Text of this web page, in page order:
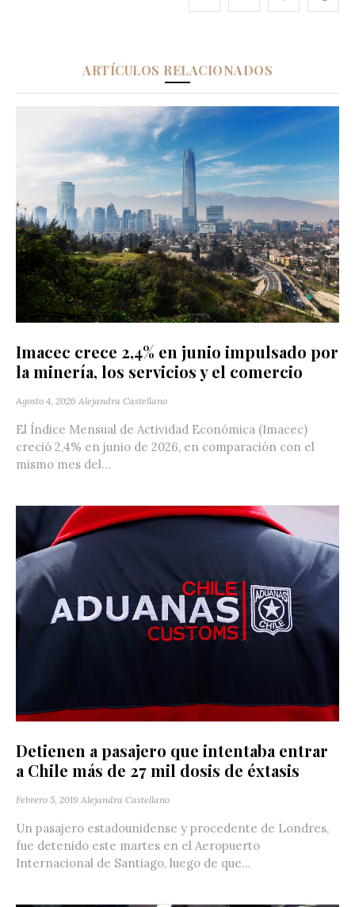
ARTÍCULOS RELACIONADOS
Imacec crece 2,4% en junio impulsado por
la minería, los servicios y el comercio
Agosto 4, 2026 Alejandra Castellano
El Índice Mensual de Actividad Económica (Imacec)
creció 2,4% en junio de 2026, en comparación con el
mismo mes del...
Detienen a pasajero que intentaba entrar
a Chile más de 27 mil dosis de éxtasis
Febrero 5, 2019 Alejandra Castellano
Un pasajero estadounidense y procedente de Londres,
fue detenido este martes en el Aeropuerto
Internacional de Santiago, luego de que...